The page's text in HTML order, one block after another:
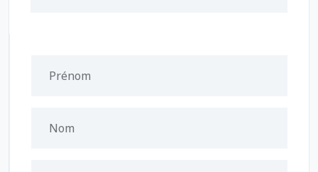
Prénom
Nom